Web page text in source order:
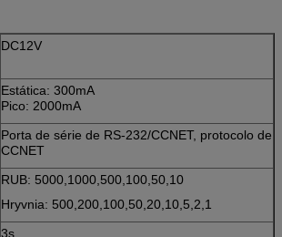
DC12V
Estática: 300mA
Pico: 2000mA
Porta de série de RS-232/CCNET, protocolo de
CCNET
RUB: 5000,1000,500,100,50,10
Hryvnia: 500,200,100,50,20,10,5,2,1
3s